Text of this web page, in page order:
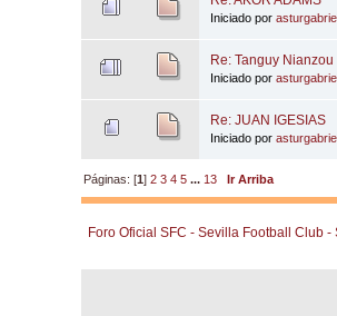
Iniciado por
Re: Tanguy Nianzou
Iniciado por
Re: JUAN IGESIAS
Iniciado por
Páginas: [1]2 3 4 5 ... 13 Ir Arriba
Foro Oficial SFC - Sevilla Football Club -